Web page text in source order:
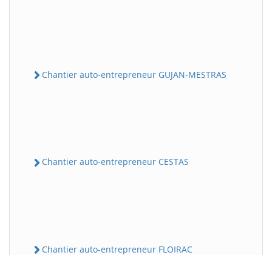
Chantier auto-entrepreneur GUJAN-MESTRAS
Chantier auto-entrepreneur CESTAS
Chantier auto-entrepreneur FLOIRAC